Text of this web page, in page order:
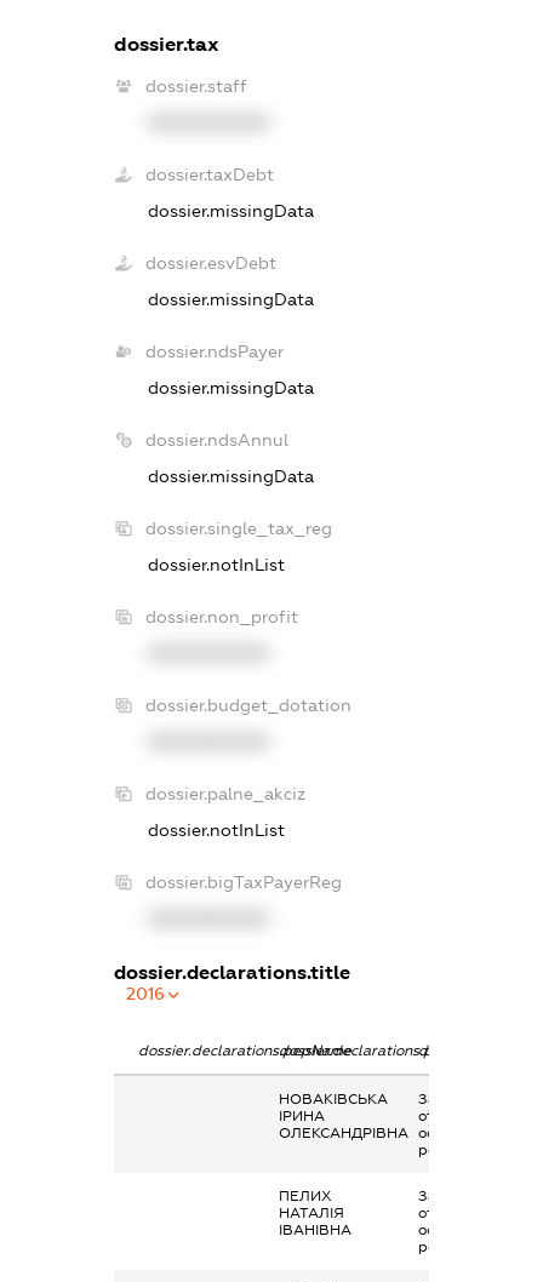
dossier.tax
dossier.staff
dossier.taxDebt
dossier.missingData
dossier.esvDebt
dossier.missingData
dossier.ndsPayer
dossier.missingData
dossier.ndsAnnul
dossier.missingData
dossier.single_tax_reg
dossier.notInList
dossier.non_profit
dossier.budget_dotation
dossier.palne_akciz
dossier.notInList
dossier.bigTaxPayerReg
dossier.declarations.title
2016
dossier.declarations.pepNamedossier.declarations.personName
НОВАКІВСЬКА
ІРИНА
ОЛЕКСАНДРІВНА
Заробітна плата
отримана за
основним місцем
роботи
ПЕЛИХ
НАТАЛІЯ
ІВАНІВНА
Заробітна плата
отримана за
основним місцем
роботи